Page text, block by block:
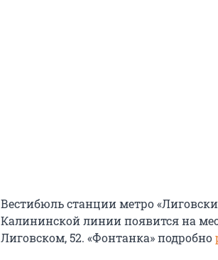
Вестибюль станции метро
Калининской линии появится на
Лиговском, 52. «Фонтанка» подробно